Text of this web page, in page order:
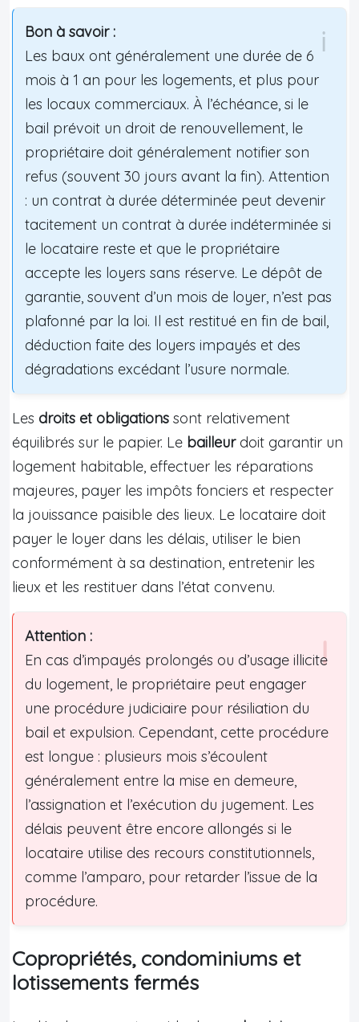
Bon à savoir :
Les baux ont généralement une durée de 6
mois à 1 an pour les logements, et plus pour
les locaux commerciaux. À l’échéance, si le
bail prévoit un droit de renouvellement, le
propriétaire doit généralement notifier son
refus (souvent 30 jours avant la fin). Attention
: un contrat à durée déterminée peut devenir
tacitement un contrat à durée indéterminée si
le locataire reste et que le propriétaire
accepte les loyers sans réserve. Le dépôt de
garantie, souvent d’un mois de loyer, n’est pas
plafonné par la loi. Il est restitué en fin de bail,
déduction faite des loyers impayés et des
dégradations excédant l’usure normale.
Les droits et obligations sont relativement
équilibrés sur le papier. Le bailleurdoit garantir un
logement habitable, effectuer les réparations
majeures, payer les impôts fonciers et respecter
la jouissance paisible des lieux. Le locataire doit
payer le loyer dans les délais, utiliser le bien
conformément à sa destination, entretenir les
lieux et les restituer dans l’état convenu.
Attention :
En cas d’impayés prolongés ou d’usage illicite
du logement, le propriétaire peut engager
une procédure judiciaire pour résiliation du
bail et expulsion. Cependant, cette procédure
est longue : plusieurs mois s’écoulent
généralement entre la mise en demeure,
l’assignation et l’exécution du jugement. Les
délais peuvent être encore allongés si le
locataire utilise des recours constitutionnels,
comme l’amparo, pour retarder l’issue de la
procédure.
Copropriétés, condominiums et
lotissements fermés